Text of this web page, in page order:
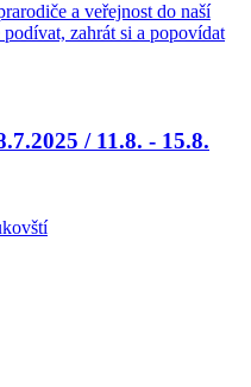
a veřejnost do naší
zahrát si a popovídat
/ 11.8. - 15.8.